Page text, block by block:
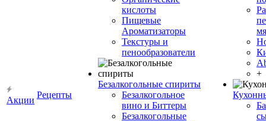
Акции
Рецепты
кислоты
Пищевые
Ароматизаторы
Текстуры и
пенообразователи
Безалкогольные спириты
Безалкогольное
вино и Биттеры
Безалкогольные
+